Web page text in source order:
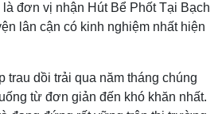
là đơn vị nhận Hút Bể Phốt Tại Bạch
lân cận có kinh nghiệm nhất hiện
trau dồi trải qua năm tháng chúng
từ đơn giản đến khó khăn nhất.